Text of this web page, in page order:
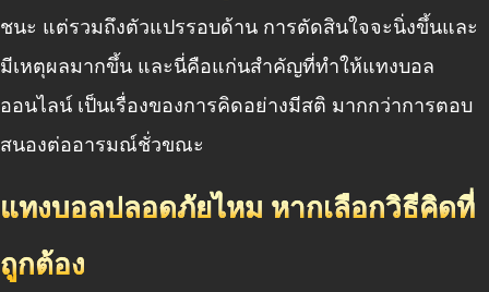
ชนะ แต่รวมถึงตัวแปรรอบด้าน การตัดสินใจจะนิ่งขึ้นและ
มีเหตุผลมากขึ้น และนี่คือแก่นสำคัญที่ทำให้แทงบอล
ออนไลน์ เป็นเรื่องของการคิดอย่างมีสติ มากกว่าการตอบ
สนองต่ออารมณ์ชั่วขณะ
แทงบอลปลอดภัยไหม หากเลือกวิธีคิดที่
ถูกต้อง